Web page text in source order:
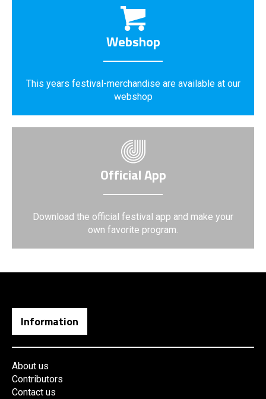
Webshop
This years festival-merchandise are available at our
webshop
Official App
Download the official festival app and make your
own favorite program.
Information
About us
Contributors
Contact us